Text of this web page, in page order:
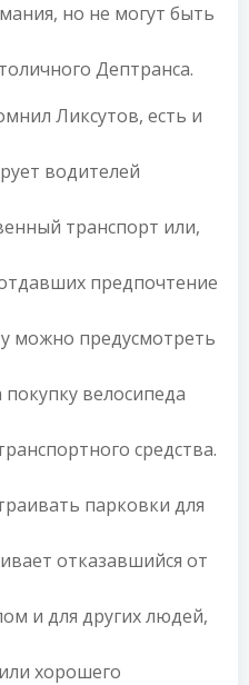
но не могут быть
Дептранса.
Ликсутов, есть и
водителей
транспорт или,
предпочтение
можно предусмотреть
велосипеда
средства.
парковки для
отказавшийся от
и для других людей,
хорошего